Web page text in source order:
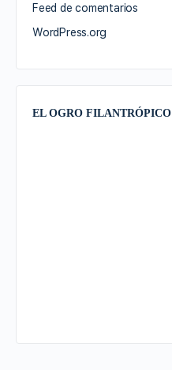
Feed de comentarios
WordPress.org
EL OGRO FILANTRÓPICO